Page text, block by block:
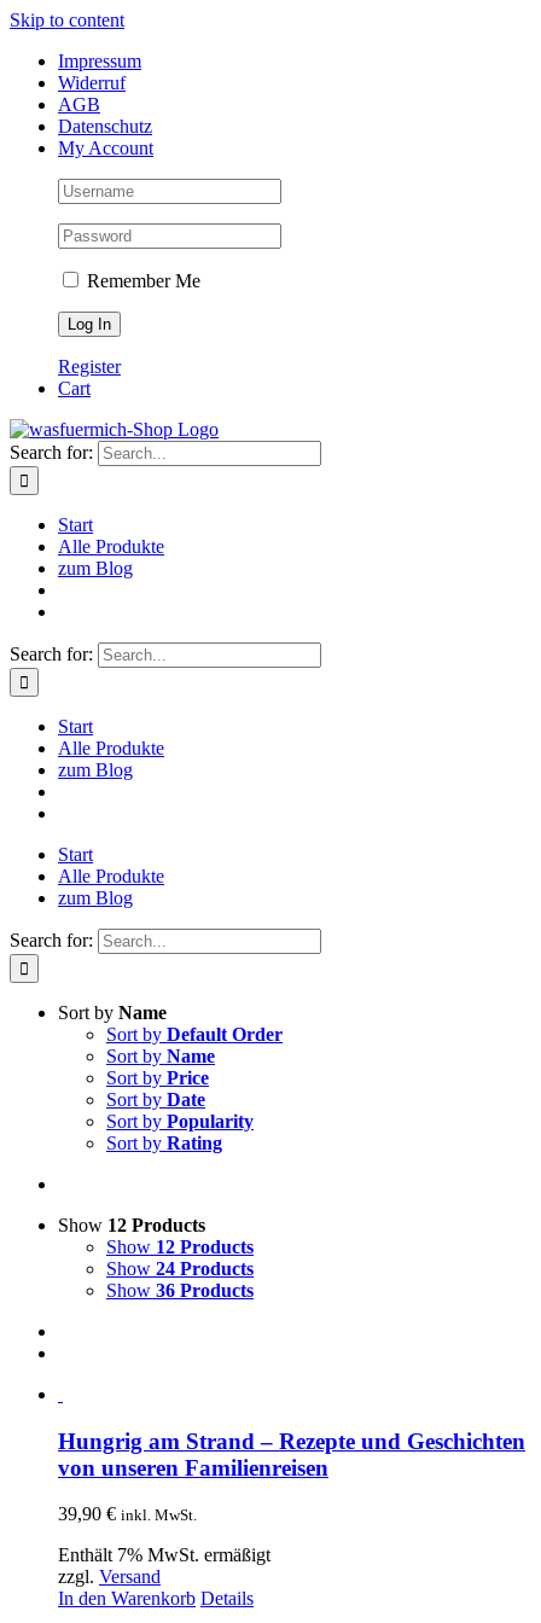
Skip to content
Impressum
Widerruf
AGB
Datenschutz
My Account
Remember Me
Register
Cart
Search for:
Start
Alle Produkte
zum Blog
Search for:
Start
Alle Produkte
zum Blog
Start
Alle Produkte
zum Blog
Search for:
Sort by Name
Sort by Default Order
Sort by Name
Sort by Price
Sort by Date
Sort by Popularity
Sort by Rating
Show 12 Products
Show 12 Products
Show 24 Products
Show 36 Products
Hungrig am Strand – Rezepte und Geschichten
von unseren Familienreisen
39,90 € inkl. MwSt.
Enthält 7% MwSt. ermäßigt
zzgl. Versand
In den Warenkorb Details